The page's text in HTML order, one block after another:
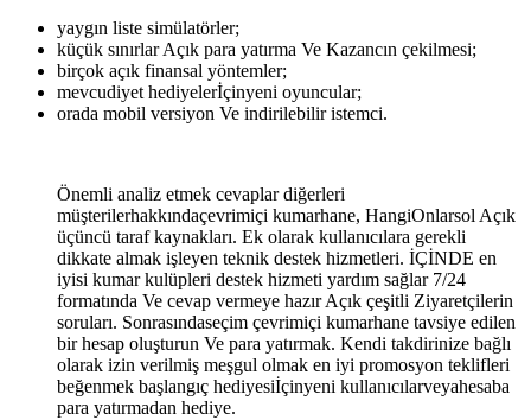
yaygın liste simülatörler;
küçük sınırlar Açık para yatırma Ve Kazancın çekilmesi;
birçok açık finansal yöntemler;
mevcudiyet hediyelerİçinyeni oyuncular;
orada mobil versiyon Ve indirilebilir istemci.
Önemli analiz etmek cevaplar diğerleri
müşterilerhakkındaçevrimiçi kumarhane, HangiOnlarsol Açık
üçüncü taraf kaynakları. Ek olarak kullanıcılara gerekli
dikkate almak işleyen teknik destek hizmetleri. İÇİNDE en
iyisi kumar kulüpleri destek hizmeti yardım sağlar 7/24
formatında Ve cevap vermeye hazır Açık çeşitli Ziyaretçilerin
soruları. Sonrasındaseçim çevrimiçi kumarhane tavsiye edilen
bir hesap oluşturun Ve para yatırmak. Kendi takdirinize bağlı
olarak izin verilmiş meşgul olmak en iyi promosyon teklifleri
beğenmek başlangıç ​​hediyesiİçinyeni kullanıcılarveyahesaba
para yatırmadan hediye.